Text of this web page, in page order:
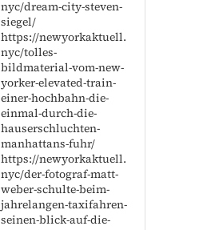
nyc/dream-city-steven-
siegel/
https://newyorkaktuell.
nyc/tolles-
bildmaterial-vom-new-
yorker-elevated-train-
einer-hochbahn-die-
einmal-durch-die-
hauserschluchten-
manhattans-fuhr/
https://newyorkaktuell.
nyc/der-fotograf-matt-
weber-schulte-beim-
jahrelangen-taxifahren-
seinen-blick-auf-die-